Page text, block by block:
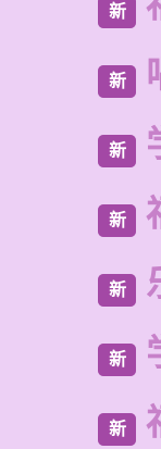
新
新
新
新
新
新
新